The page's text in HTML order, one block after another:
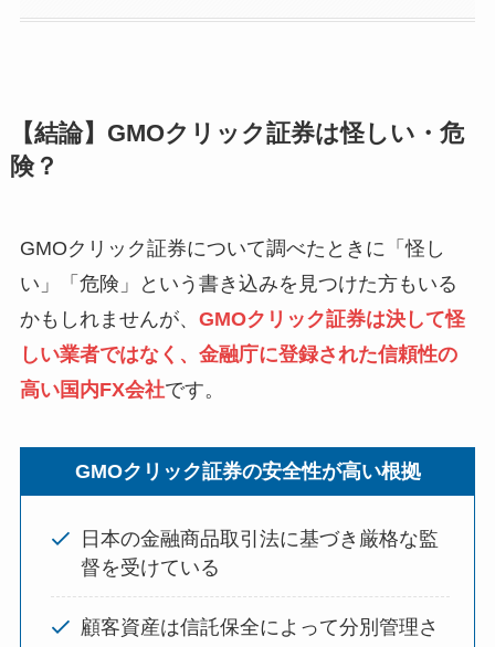
【結論】GMOクリック証券は怪しい・危
険？
GMOクリック証券について調べたときに「怪し
い」「危険」という書き込みを見つけた方もいる
かもしれませんが、 GMOクリック証券は決して怪
しい業者ではなく、金融庁に登録された信頼性の
高い国内FX会社です。
GMOクリック証券の安全性が高い根拠
日本の金融商品取引法に基づき厳格な監
督を受けている
顧客資産は信託保全によって分別管理さ